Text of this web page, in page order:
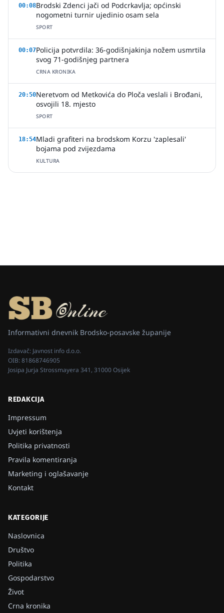
00:08Brodski Zdenci jači od Podcrkavlja; općinski
nogometni turnir ujedinio osam sela
SPORT
00:07Policija potvrdila: 36-godišnjakinja nožem usmrtila
svog 71-godišnjeg partnera
CRNA KRONIKA
20:50Neretvom od Metkovića do Ploča veslali i Brođani,
osvojili 18. mjesto
SPORT
18:54Mladi grafiteri na brodskom Korzu 'zaplesali'
bojama pod zvijezdama
KULTURA
Informativni dnevnik Brodsko-posavske županije
Izdavač: Javnost info d.o.o.
OIB:81868746905
Josipa Jurja Strossmayera 341, 31000 Osijek
REDAKCIJA
Impressum
Uvjeti korištenja
Politika privatnosti
Pravila komentiranja
Marketing i oglašavanje
Kontakt
KATEGORIJE
Naslovnica
Društvo
Politika
Gospodarstvo
Život
Crna kronika